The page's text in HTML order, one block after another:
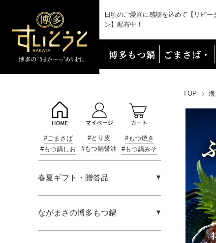
日頃のご愛顧に感謝を込めて【リピー
ン】配布中！
博多もつ鍋 ごまさば・
TOP
#ごまさば #とり皮
#もつ焼き
#もつ鍋しお
#もつ鍋醤油 #もつ鍋みそ
春夏ギフト・贈答品
ながまさの博多もつ鍋